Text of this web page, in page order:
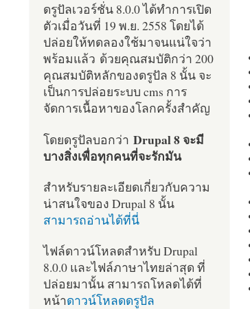
ดรูปัลเวอร์ชั่น 8.0.0 ได้ทำการเปิด
ตัวเมื่อวันที่ 19 พ.ย. 2558 โดยได้
ปล่อยให้ทดลองใช้มาจนแน่ใจว่า
พร้อมแล้ว ด้วยคุณสมบัติกว่า 200
คุณสมบัติหลักของดรูปัล 8 นั้น จะ
เป็นการปล่อยระบบ cms การ
จัดการเนื้อหาของโลกครั้งสำคัญ
โดยดรูปัลบอกว่า Drupal 8 จะมี
บางสิ่งเพื่อทุกคนที่จะรักมัน
สำหรับรายละเอียดเกี่ยวกับความ
น่าสนใจของ Drupal 8 นั้น
สามารถอ่านได้ที่นี่
ไฟล์ดาวน์โหลดสำหรับ Drupal
8.0.0 และไฟล์ภาษาไทยล่าสุด ที่
ปล่อยมานั้น สามารถโหลดได้ที่
หน้าดาวน์โหลดดรูปัล